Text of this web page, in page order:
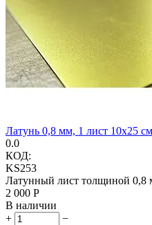
Латунь 0,8 мм, 1 лист 10х25
0.0
КОД:
KS253
Латунный лист толщиной 0,8
2 000 Р
В наличии
+
−